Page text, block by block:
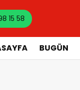
15 58
BUGÜN